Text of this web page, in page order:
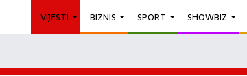
VIJESTI BIZNIS SPORT SHOWBIZ